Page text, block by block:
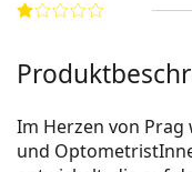
Im Herzen von
und